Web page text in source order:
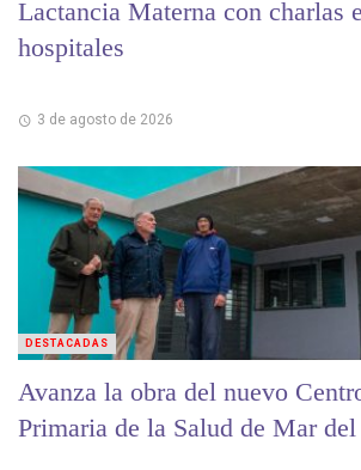
Lactancia Materna con charlas
hospitales
3 de agosto de 2026
Avanza la obra del nuevo
Primaria de la Salud de Mar
DESTACADAS